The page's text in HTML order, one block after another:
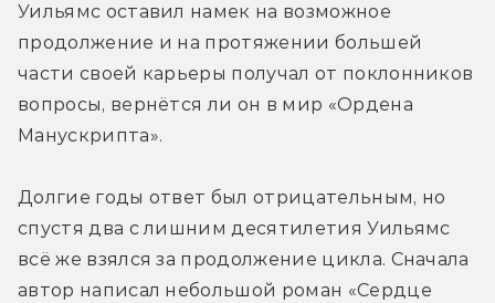
Уильямс оставил намек на возможное
продолжение и на протяжении большей
части своей карьеры получал от поклонников
вопросы, вернётся ли он в мир «Ордена
Манускрипта».
Долгие годы ответ был отрицательным, но
спустя два с лишним десятилетия Уильямс
всё же взялся за продолжение цикла. Сначала
автор написал небольшой роман «Сердце